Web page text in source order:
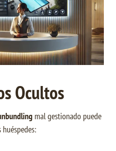
Ocultos
mal gestionado puede